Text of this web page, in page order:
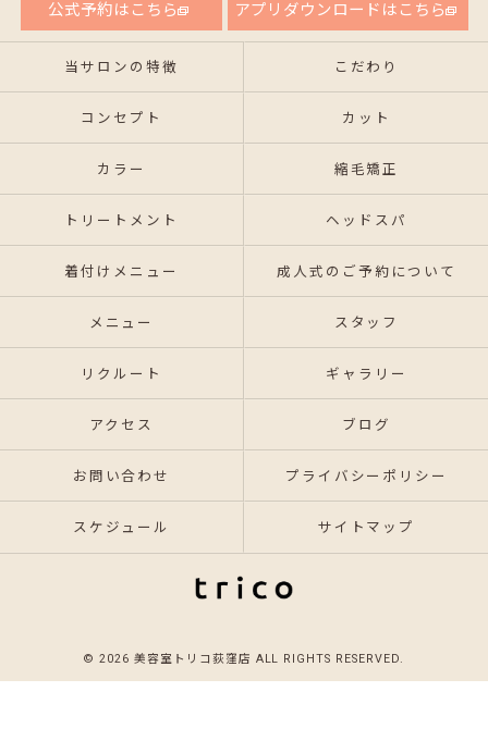
公式予約はこちら アプリダウンロードはこちら
当サロンの特徴 こだわり
コンセプト カット
カラー 縮毛矯正
トリートメント ヘッドスパ
着付けメニュー 成人式のご予約について
メニュー スタッフ
リクルート ギャラリー
アクセス ブログ
お問い合わせ プライバシーポリシー
スケジュール サイトマップ
© 2026 美容室トリコ荻窪店 ALL RIGHTS RESERVED.